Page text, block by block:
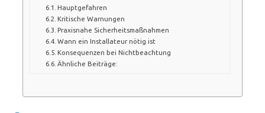
Hauptgefahren
Kritische Warnungen
Praxisnahe Sicherheitsmaßnahmen
Wann ein Installateur nötig ist
Konsequenzen bei Nichtbeachtung
Ähnliche Beiträge: